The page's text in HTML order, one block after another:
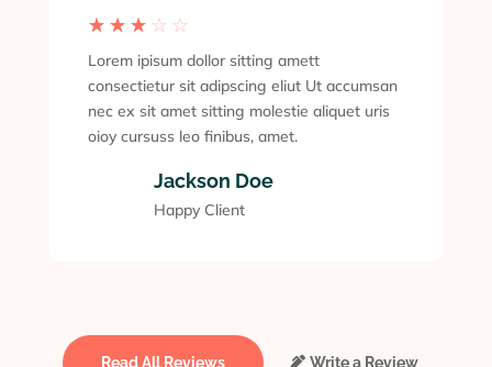
☆ ☆ ☆ ☆ ☆
Lorem ipisum dollor sitting amett
consectietur sit adipscing eliut Ut accumsan
nec ex sit amet sitting molestie aliquet uris
oioy cursuss leo finibus, amet.
Jackson Doe
Happy Client
Read All Reviews Write a Review